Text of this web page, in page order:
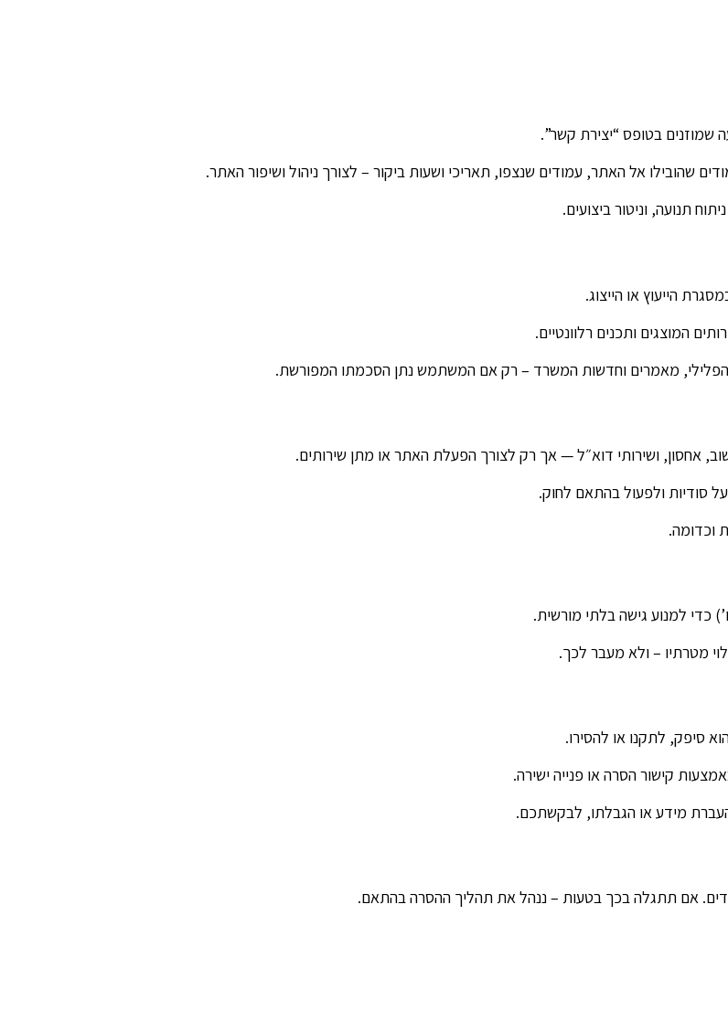
שמוזנים בטופס “יצירת קשר”.
תנועה, וניטור ביצועים.
הייעוץ או הייצוג.
המוצגים ותכנים רלוונטיים.
מאמרים וחדשות המשרד – רק אם המשתמש נתן הסכמתו המפורשת.
אחסון, ושירותי דוא״ל — אך רק לצורך הפעלת האתר או מתן שירותים.
סודיות ולפעול בהתאם לחוק.
וכדומה.
כדי למנוע גישה בלתי מורשית.
מטרתיו – ולא מעבר לכך.
סיפק, לתקנו או להסירו.
קישור הסרה או פנייה ישירה.